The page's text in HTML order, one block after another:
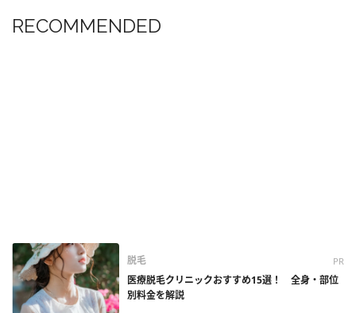
RECOMMENDED
脱毛 PR
医療脱毛クリニックおすすめ15選！ 全身・部位
別料金を解説